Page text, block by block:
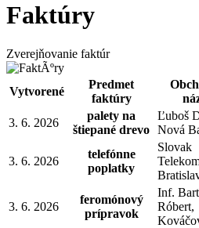
Faktúry
Zverejňovanie faktúr
Vytvorené
Predmet
faktúry
3. 6. 2026
palety na
štiepané drevo
Ľuboš
Nová
3. 6. 2026
telefónne
poplatky
Slovak
3. 6. 2026
feromónový
prípravok
Inf.
Róbert,